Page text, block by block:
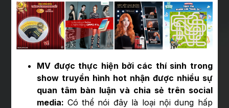
MV được thực hiện bởi các thí sinh trong
show truyền hình hot nhận được nhiều sự
quan tâm bàn luận và chia sẻ trên social
media: Có thể nói đây là loại nội dung hấp